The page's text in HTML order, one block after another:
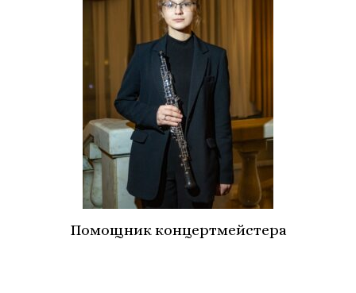
Помощник концертмейстера